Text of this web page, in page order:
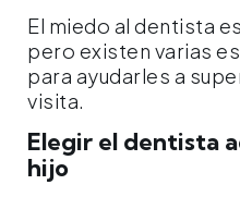
El miedo al dentista
pero existen varias
para ayudarles a
visita.
Elegir el dentista
hijo